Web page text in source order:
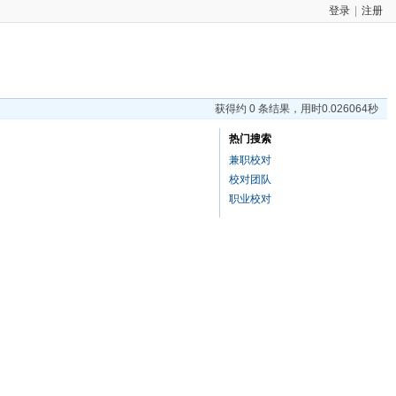
登录 注册
获得约 0 条结果，用时0.026064秒
热门搜索
兼职校对
校对团队
职业校对